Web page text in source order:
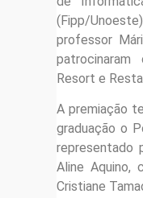
(Fipp/
professor
Resort e
A premiação
graduação o
representado
Aline Aquino,
Cristiane